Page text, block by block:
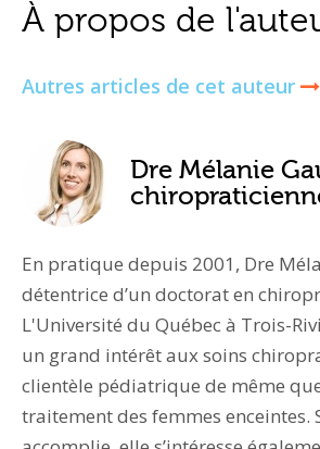
À propos de
Autres articles de cet auteur
Dre Mélanie
En pratique depuis 2001, Dre
détentrice d’un doctorat en
L'Université du Québec à Trois-
un grand intérêt aux soins
clientèle pédiatrique de même
traitement des femmes enceintes.